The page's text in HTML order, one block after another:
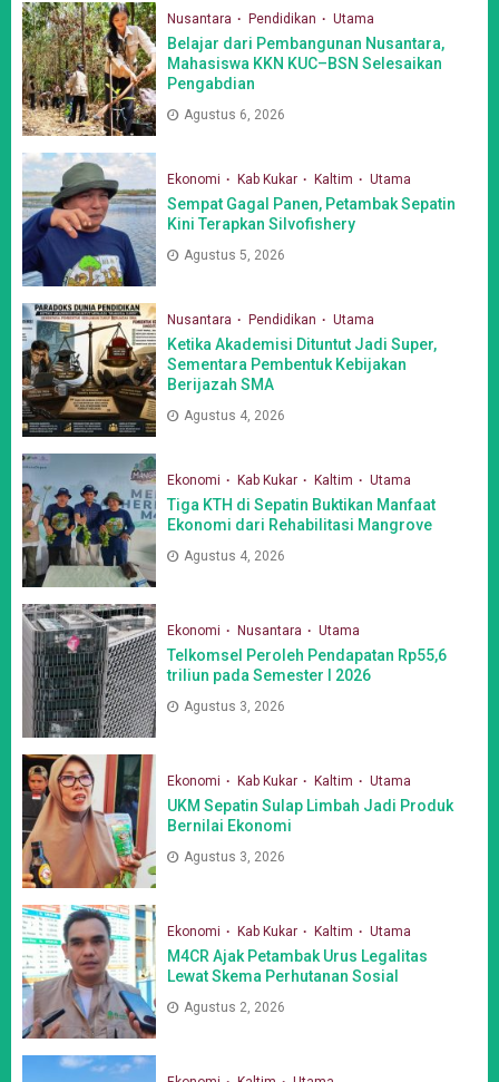
Nusantara Pendidikan Utama
Belajar dari Pembangunan Nusantara,
Mahasiswa KKN KUC–BSN Selesaikan
Pengabdian
Agustus 6, 2026
Ekonomi Kab Kukar Kaltim Utama
Sempat Gagal Panen, Petambak Sepatin
Kini Terapkan Silvofishery
Agustus 5, 2026
Nusantara Pendidikan Utama
Ketika Akademisi Dituntut Jadi Super,
Sementara Pembentuk Kebijakan
Berijazah SMA
Agustus 4, 2026
Ekonomi Kab Kukar Kaltim Utama
Tiga KTH di Sepatin Buktikan Manfaat
Ekonomi dari Rehabilitasi Mangrove
Agustus 4, 2026
Ekonomi Nusantara Utama
Telkomsel Peroleh Pendapatan Rp55,6
triliun pada Semester I 2026
Agustus 3, 2026
Ekonomi Kab Kukar Kaltim Utama
UKM Sepatin Sulap Limbah Jadi Produk
Bernilai Ekonomi
Agustus 3, 2026
Ekonomi Kab Kukar Kaltim Utama
M4CR Ajak Petambak Urus Legalitas
Lewat Skema Perhutanan Sosial
Agustus 2, 2026